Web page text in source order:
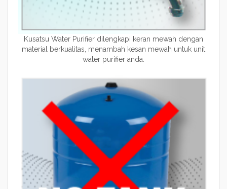
Kusatsu Water Purifier dilengkapi keran mewah dengan
material berkualitas, menambah kesan mewah untuk unit
water purifier anda.